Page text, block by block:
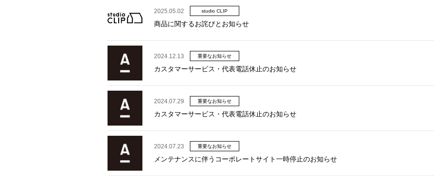
商品に関するお詫びとお知らせ
2025.05.02 studio CLIP
カスタマーサービス・代表電話休止のお知らせ
2024.12.13 重要なお知らせ
カスタマーサービス・代表電話休止のお知らせ
2024.07.29 重要なお知らせ
メンテナンスに伴うコーポレートサイト一時停止のお知らせ
2024.07.23 重要なお知らせ